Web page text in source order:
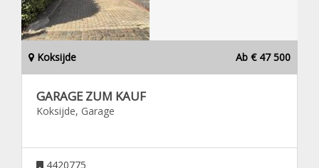
Koksijde Ab € 47 500
GARAGE ZUM KAUF
Koksijde, Garage
4420775